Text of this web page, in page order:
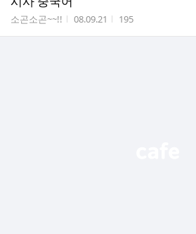
게시판명
소곤소곤~~!! 작성시간
08.09.21 조회수
195